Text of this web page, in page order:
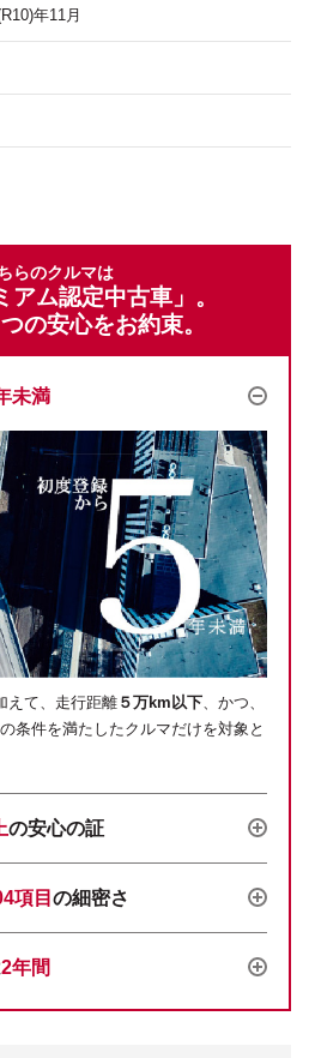
年11 月
らのクルマは
アム認定中古車」。
の安心をお約束。
未満
えて、走行距離 ５万km以下 、かつ、
条件を満たしたクルマだけを対象と
の安心の証
項目 の細密さ
2年間